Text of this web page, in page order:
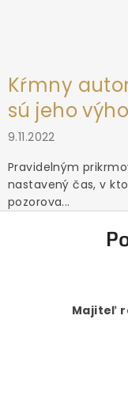
Kŕmny
sú jeho
9.11.2022
Pravidelným
nastavený čas, v
pozorova...
Majiteľ